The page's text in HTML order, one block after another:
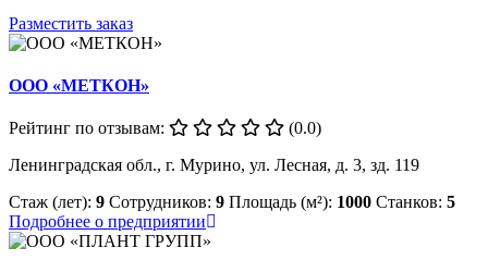
Разместить заказ
ООО «МЕТКОН»
Рейтинг по отзывам:
(0.0)
Ленинградская обл., г. Мурино, ул. Лесная, д. 3, зд. 119
Стаж (лет): 9 Сотрудников: 9 Площадь (м²): 1000 Станков: 5
Подробнее о предприятии